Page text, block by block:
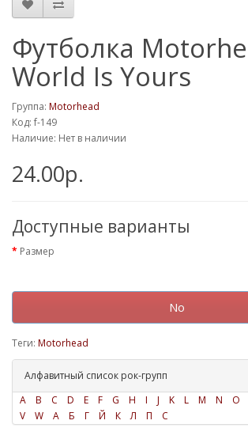
Футболка
World Is Yours
Группа: Motorhead
Код: f-149
Наличие: Нет в наличии
24.00р.
Доступные варианты
Размер
No
Теги: Motorhead
Алфавитный список рок-групп
A
B C D E F G H I J K L M N O
V
W А Б Г Й К Л П С